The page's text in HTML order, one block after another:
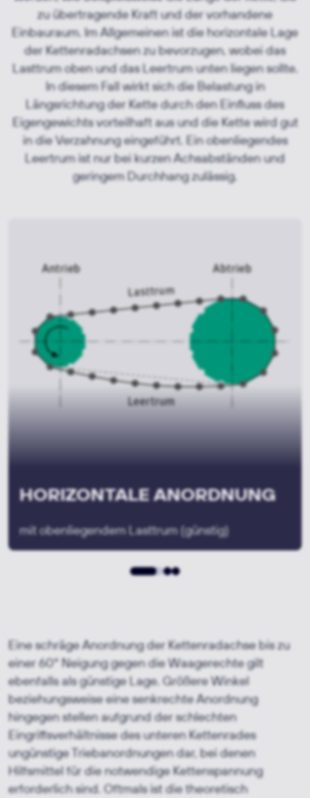
zu übertragende Kraft und der vorhandene
Einbauraum. Im Allgemeinen ist die horizontale Lage
der Kettenradachsen zu bevorzugen, wobei das
Lasttrum oben und das Leertrum unten liegen sollte.
In diesem Fall wirkt sich die Belastung in
Längsrichtung der Kette durch den Einfluss des
Eigengewichts vorteilhaft aus und die Kette wird gut
in die Verzahnung eingeführt. Ein obenliegendes
Leertrum ist nur bei kurzen Achsabständen und
geringem Durchhang zulässig.
NEIGUNG
zur Horizontalen (günstig)
Eine schräge Anordnung der Kettenradachse bis zu
einer 60° Neigung gegen die Waagerechte gilt
ebenfalls als günstige Lage. Größere Winkel
beziehungsweise eine senkrechte Anordnung
hingegen stellen aufgrund der schlechten
Eingriffsverhältnisse des unteren Kettenrades
ungünstige Triebanordnungen dar, bei denen
Hilfsmittel für die notwendige Kettenspannung
erforderlich sind. Oftmals ist die theoretisch